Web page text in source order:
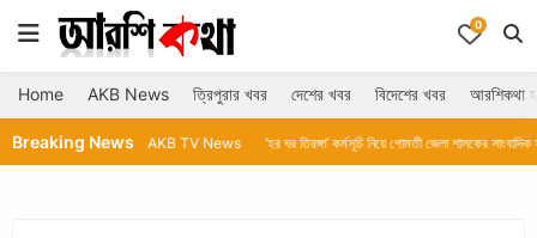
0
Home AKB News ত্রিপুরার খবর দেশের খবর বিদেশের খবর আরশিকথা
Breaking News
কোর্টে।।AKB TV News ‘হর ঘর তিরঙ্গা’ কর্মসূচি নিয়ে গোমতী জেলা শাসকের সাংবাদিক সম্মেলন।।AKB TV